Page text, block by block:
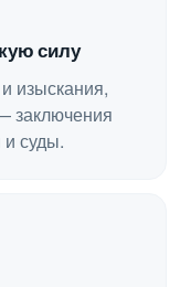
силу
изыскания,
заключения
суды.